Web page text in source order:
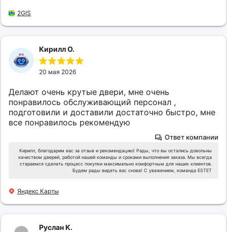
2GIS
Кирилл О.
20 мая 2026
Делают очень крутые двери, мне очень
понравилось обслуживающий персонал ,
подготовили и доставили достаточно быстро, мне
все понравилось рекомендую
Ответ компании
Кирилл, благодарим вас за отзыв и рекомендацию! Рады, что вы остались довольны
качеством дверей, работой нашей команды и сроками выполнения заказа. Мы всегда
стараемся сделать процесс покупки максимально комфортным для наших клиентов.
Будем рады видеть вас снова! С уважением, команда ESTET
Яндекс Карты
Руслан К.